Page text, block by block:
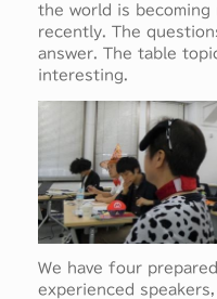
the world is becoming
recently. The
answer. The table
interesting.
We have four
experienced